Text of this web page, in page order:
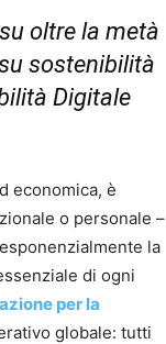
oltre la metà
sostenibilità
Digitale
economica, è
o personale –
la
di ogni
per la
globale: tutti